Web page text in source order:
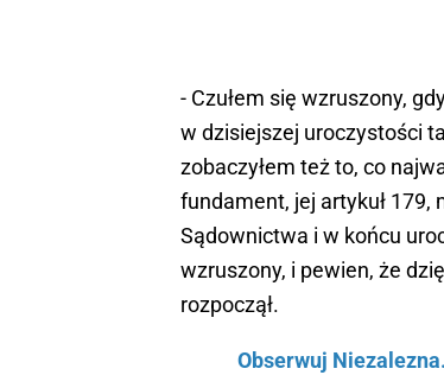
- Czułem się wzruszony,
w dzisiejszej uroczystości
zobaczyłem też to, co
fundament, jej artykuł 179,
Sądownictwa i w końcu
wzruszony, i pewien, że
rozpoczął.
Obserwuj